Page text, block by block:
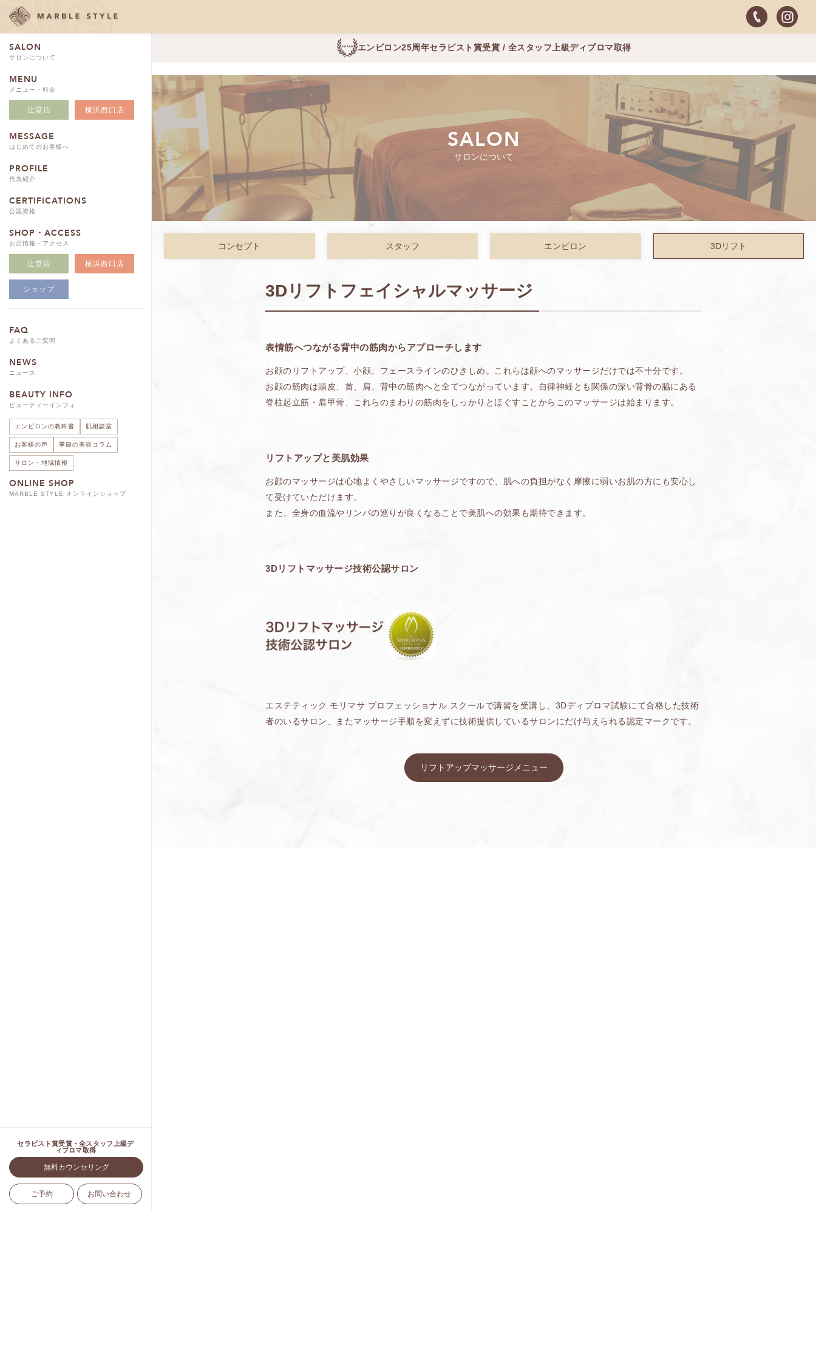
SALON
サロンについて
MENU
メニュー・料金
辻堂店 横浜西口店
MESSAGE
はじめてのお客様へ
PROFILE
代表紹介
CERTIFICATIONS
公認資格
SHOP・ACCESS
お店情報・アクセス
辻堂店 横浜西口店
ショップ
FAQ
よくあるご質問
NEWS
ニュース
BEAUTY INFO
ビューティーインフォ
エンビロンの教科書 肌相談室
お客様の声 季節の美容コラム
サロン・地域情報
ONLINE SHOP
MARBLE STYLE オンラインショップ
セラピスト賞受賞・全スタッフ上級デ
ィプロマ取得
無料カウンセリング
ご予約 お問い合わせ
エンビロン25周年セラピスト賞受賞 / 全スタッフ上級ディプロマ取得
SALON
サロンについて
コンセプト スタッフ エンビロン 3Dリフト
3Dリフトフェイシャルマッサージ
表情筋へつながる背中の筋肉からアプローチします
お顔のリフトアップ、小顔、フェースラインのひきしめ。これらは顔へのマッサージだけでは不十分です。
お顔の筋肉は頭皮、首、肩、背中の筋肉へと全てつながっています。自律神経とも関係の深い背骨の脇にある
脊柱起立筋・肩甲骨、これらのまわりの筋肉をしっかりとほぐすことからこのマッサージは始まります。
リフトアップと美肌効果
お顔のマッサージは心地よくやさしいマッサージですので、肌への負担がなく摩擦に弱いお肌の方にも安心し
て受けていただけます。
また、全身の血流やリンパの巡りが良くなることで美肌への効果も期待できます。
3Dリフトマッサージ技術公認サロン
エステティック モリマサ プロフェッショナル スクールで講習を受講し、3Dディプロマ試験にて合格した技術
者のいるサロン、またマッサージ手順を変えずに技術提供しているサロンにだけ与えられる認定マークです。
リフトアップマッサージメニュー